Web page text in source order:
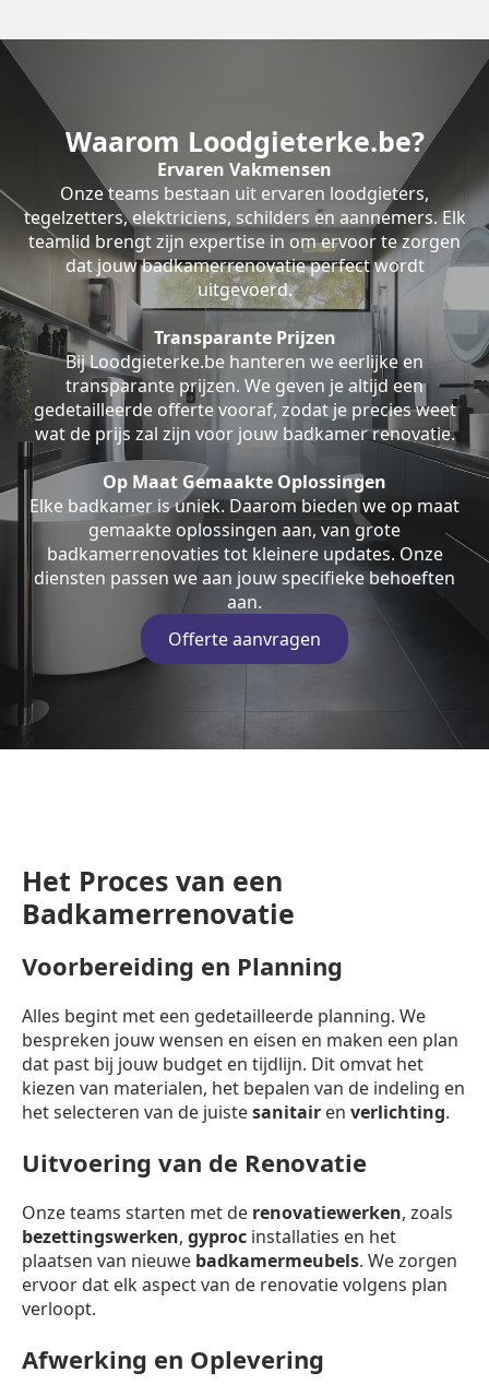
Waarom Loodgieterke.be?
Ervaren Vakmensen
Onze teams bestaan uit ervaren loodgieters,
tegelzetters, elektriciens, schilders en aannemers. Elk
teamlid brengt zijn expertise in om ervoor te zorgen
dat jouw badkamerrenovatie perfect wordt
uitgevoerd.
Transparante Prijzen
Bij Loodgieterke.be hanteren we eerlijke en
transparante prijzen. We geven je altijd een
gedetailleerde offerte vooraf, zodat je precies weet
wat de prijs zal zijn voor jouw badkamer renovatie.
Op Maat Gemaakte Oplossingen
Elke badkamer is uniek. Daarom bieden we op maat
gemaakte oplossingen aan, van grote
badkamerrenovaties tot kleinere updates. Onze
diensten passen we aan jouw specifieke behoeften
aan.
Offerte aanvragen
Het Proces van een
Badkamerrenovatie
Voorbereiding en Planning
Alles begint met een gedetailleerde planning. We
bespreken jouw wensen en eisen en maken een plan
dat past bij jouw budget en tijdlijn. Dit omvat het
kiezen van materialen, het bepalen van de indeling en
het selecteren van de juistesanitair en verlichting.
Uitvoering van de Renovatie
Onze teams starten met de renovatiewerken, zoals
bezettingswerken, gyproc installaties en het
plaatsen van nieuwe badkamermeubels. We zorgen
ervoor dat elk aspect van de renovatie volgens plan
verloopt.
Afwerking en Oplevering